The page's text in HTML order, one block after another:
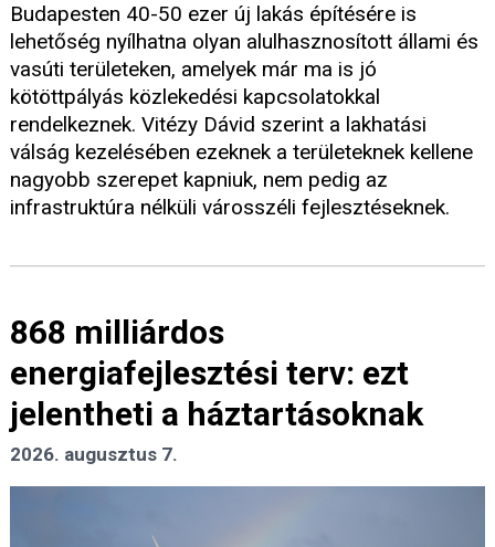
Budapesten 40-50 ezer új lakás építésére is
lehetőség nyílhatna olyan alulhasznosított állami és
vasúti területeken, amelyek már ma is jó
kötöttpályás közlekedési kapcsolatokkal
rendelkeznek. Vitézy Dávid szerint a lakhatási
válság kezelésében ezeknek a területeknek kellene
nagyobb szerepet kapniuk, nem pedig az
infrastruktúra nélküli városszéli fejlesztéseknek.
868 milliárdos
energiafejlesztési terv: ezt
jelentheti a háztartásoknak
2026. augusztus 7.